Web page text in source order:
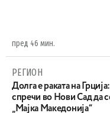
пред 46 мин.
РЕГИОН
Долга е раката на
спречи во Нови Сад да
„Мајка Македонија“